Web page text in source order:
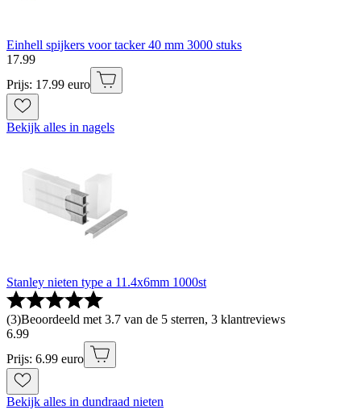
Einhell spijkers voor tacker 40 mm 3000 stuks
17.99
Prijs: 17.99 euro
Bekijk alles in nagels
Stanley nieten type a 11.4x6mm 1000st
(3)Beoordeeld met 3.7 van de 5 sterren, 3 klantreviews
6.99
Prijs: 6.99 euro
Bekijk alles in dundraad nieten